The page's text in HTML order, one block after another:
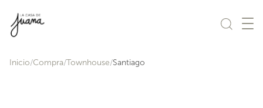
Inicio Compra Townhouse Santiago